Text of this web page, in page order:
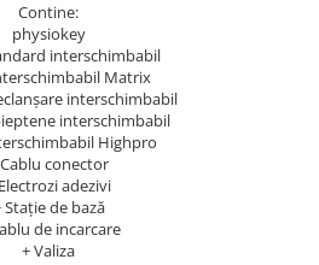
Contine:
physiokey
interschimbabil
Matrix
interschimbabil
interschimbabil
Highpro
conector
adezivi
Stație de bază
de incarcare
+ Valiza